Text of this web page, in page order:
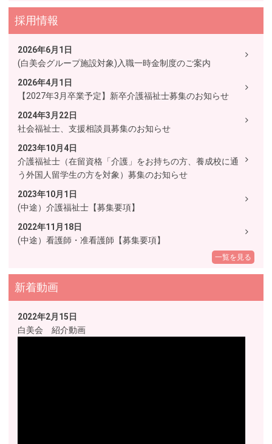
採用情報
2026年6月1日
(白美会グループ施設対象)入職一時金制度のご案内
2026年4月1日
【2027年3月卒業予定】新卒介護福祉士募集のお知らせ
2024年3月22日
社会福祉士、支援相談員募集のお知らせ
2023年10月4日
介護福祉士（在留資格「介護」をお持ちの方、養成校に通
う外国人留学生の方を対象）募集のお知らせ
2023年10月1日
(中途）介護福祉士【募集要項】
2022年11月18日
(中途）看護師・准看護師【募集要項】
一覧を見る
新着動画
2022年2月15日
白美会 紹介動画